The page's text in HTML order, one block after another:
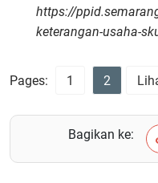
https://
keterangan-usaha-
Pages: 1 2
Bagikan ke: